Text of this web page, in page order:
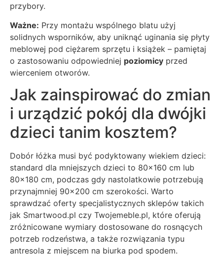
przybory.
Ważne: Przy montażu wspólnego blatu użyj
solidnych wsporników, aby uniknąć uginania się płyty
meblowej pod ciężarem sprzętu i książek – pamiętaj
o zastosowaniu odpowiedniej poziomicy przed
wierceniem otworów.
Jak zainspirować do zmian
i urządzić pokój dla dwójki
dzieci tanim kosztem?
Dobór łóżka musi być podyktowany wiekiem dzieci:
standard dla mniejszych dzieci to 80×160 cm lub
80×180 cm, podczas gdy nastolatkowie potrzebują
przynajmniej 90×200 cm szerokości. Warto
sprawdzać oferty specjalistycznych sklepów takich
jak Smartwood.pl czy Twojemeble.pl, które oferują
zróżnicowane wymiary dostosowane do rosnących
potrzeb rodzeństwa, a także rozwiązania typu
antresola z miejscem na biurka pod spodem.